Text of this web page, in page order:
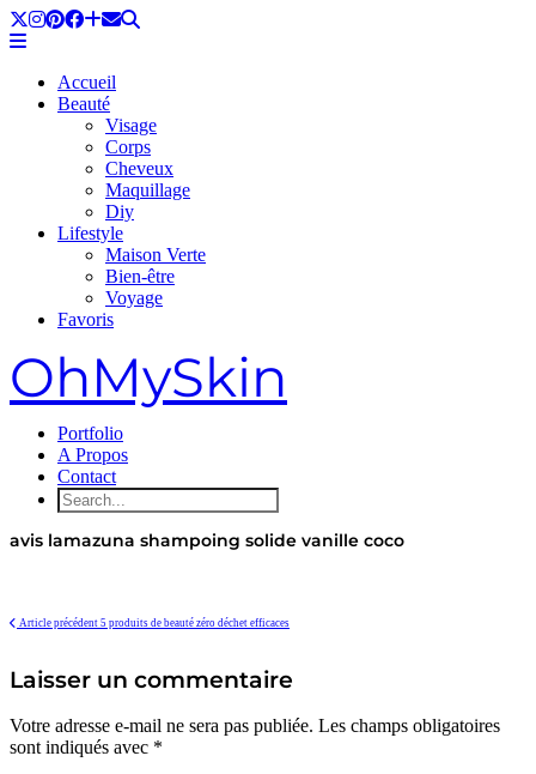
Accueil
Beauté
Visage
Corps
Cheveux
Maquillage
Diy
Lifestyle
Maison Verte
Bien-être
Voyage
Favoris
OhMySkin
Portfolio
A Propos
Contact
avis lamazuna shampoing solide vanille coco
Article précédent 5 produits de beauté zéro déchet efficaces
Laisser un commentaire
Votre adresse e-mail ne sera pas publiée. Les champs obligatoires
sont indiqués avec *